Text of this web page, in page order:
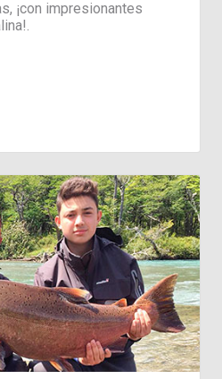
¡con impresionantes